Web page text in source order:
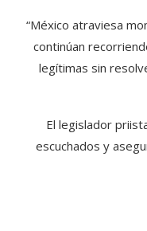
“México atraviesa
continúan
legítimas sin
El legislador
escuchados y